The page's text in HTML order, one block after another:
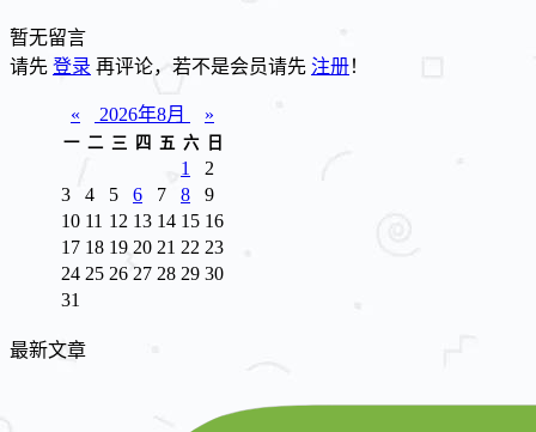
暂无留言
请先 登录 再评论，若不是会员请先 注册！
« 2026年8月 »
一 二 三 四 五 六 日
1
2
3
4 5 6 7 8
9
10 11 12 13 14 15 16
17 18 19 20 21 22 23
24 25 26 27 28 29 30
31
最新文章